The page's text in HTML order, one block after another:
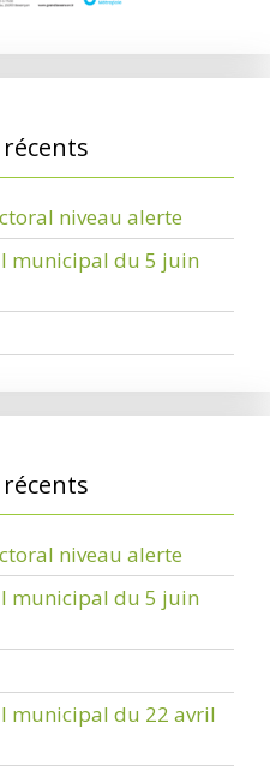
niveau alerte
municipal du 5 juin
niveau alerte
municipal du 5 juin
municipal du 22 avril